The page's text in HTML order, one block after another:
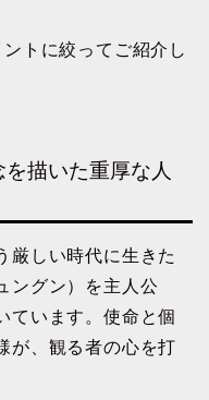
トに絞ってご紹介し
を描いた重厚な人
厳しい時代に生きた
ングン）を主人公
ています。使命と個
が、観る者の心を打